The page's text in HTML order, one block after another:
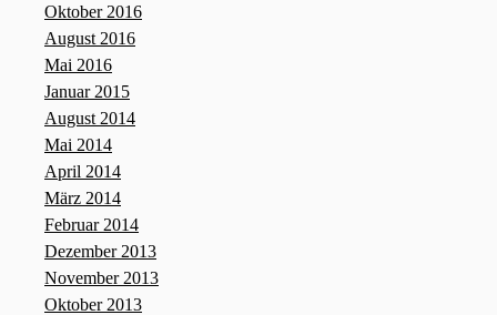
Oktober 2016
August 2016
Mai 2016
Januar 2015
August 2014
Mai 2014
April 2014
März 2014
Februar 2014
Dezember 2013
November 2013
Oktober 2013